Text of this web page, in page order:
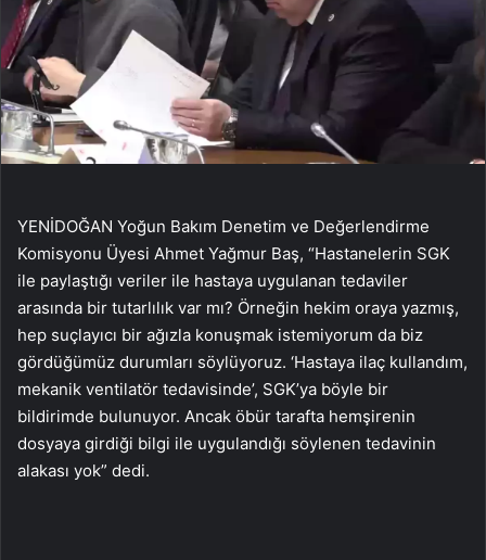
YENİDOĞAN Yoğun Bakım Denetim ve Değerlendirme
Komisyonu Üyesi Ahmet Yağmur Baş, “Hastanelerin SGK
ile paylaştığı veriler ile hastaya uygulanan tedaviler
arasında bir tutarlılık var mı? Örneğin hekim oraya yazmış,
hep suçlayıcı bir ağızla konuşmak istemiyorum da biz
gördüğümüz durumları söylüyoruz. ‘Hastaya ilaç kullandım,
mekanik ventilatör tedavisinde’, SGK’ya böyle bir
bildirimde bulunuyor. Ancak öbür tarafta hemşirenin
dosyaya girdiği bilgi ile uygulandığı söylenen tedavinin
alakası yok” dedi.